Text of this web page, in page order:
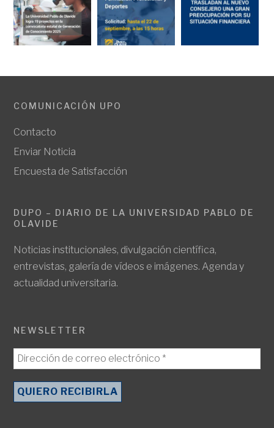
COMUNICACIÓN UPO
Contacto
Enviar Noticia
Encuesta de Satisfacción
DUPO – DIARIO DE LA UNIVERSIDAD PABLO DE
OLAVIDE
Noticias institucionales, divulgación científica,
entrevistas, galería de vídeos e imágenes. Agenda y
actualidad universitaria.
NEWSLETTER